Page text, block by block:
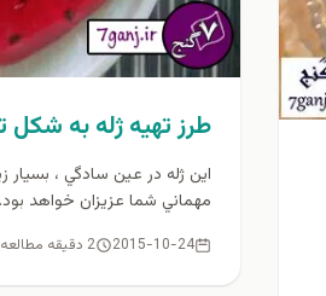
طرز تهيه ژله به شكل
اين ژله در عين سادگي ،
مهماني شما عزيزان خواهد بود.
2015-10-24 2 دقیقه مطالعه